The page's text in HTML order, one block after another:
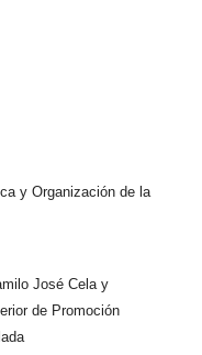
y Organización de la
José Cela y
de Promoción